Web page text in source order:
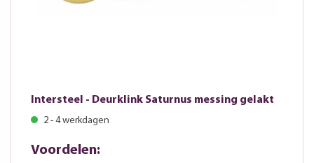
Intersteel - Deurklink Saturnus messing gelakt
2 - 4 werkdagen
Voordelen: